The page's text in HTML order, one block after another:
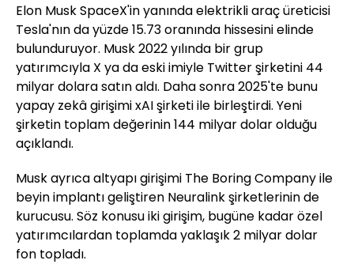
Elon Musk SpaceX'in yanında elektrikli araç üreticisi
Tesla'nın da yüzde 15.73 oranında hissesini elinde
bulunduruyor. Musk 2022 yılında bir grup
yatırımcıyla X ya da eski imiyle Twitter şirketini 44
milyar dolara satın aldı. Daha sonra 2025'te bunu
yapay zekâ girişimi xAI şirketi ile birleştirdi. Yeni
şirketin toplam değerinin 144 milyar dolar olduğu
açıklandı.
Musk ayrıca altyapı girişimi The Boring Company ile
beyin implantı geliştiren Neuralink şirketlerinin de
kurucusu. Söz konusu iki girişim, bugüne kadar özel
yatırımcılardan toplamda yaklaşık 2 milyar dolar
fon topladı.